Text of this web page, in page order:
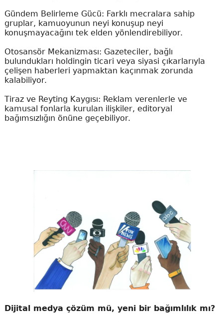
Gündem Belirleme Gücü: Farklı mecralara sahip
gruplar, kamuoyunun neyi konuşup neyi
konuşmayacağını tek elden yönlendirebiliyor.
Otosansör Mekanizması: Gazeteciler, bağlı
bulundukları holdingin ticari veya siyasi çıkarlarıyla
çelişen haberleri yapmaktan kaçınmak zorunda
kalabiliyor.
Tiraz ve Reyting Kaygısı: Reklam verenlerle ve
kamusal fonlarla kurulan ilişkiler, editoryal
bağımsızlığın önüne geçebiliyor.
Dijital medya çözüm mü, yeni bir bağımlılık mı?